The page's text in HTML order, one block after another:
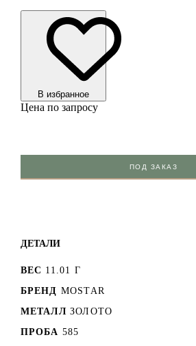
В избранноe
Цена по запросу
ПОД ЗАКАЗ
ДЕТАЛИ
ВЕС 11.01 Г
БРЕНД MOSTAR
МЕТАЛЛ ЗОЛОТО
ПРОБА 585